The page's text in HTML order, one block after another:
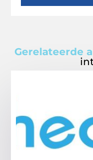
Gerelateerde